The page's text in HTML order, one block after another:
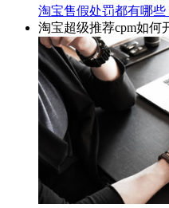
淘宝售假处罚都有哪些
淘宝超级推荐cpm如何